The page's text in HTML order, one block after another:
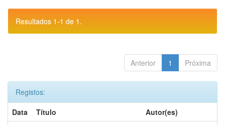
Resultados 1-1 de 1.
Anterior 1 Próxima
Registos:
Data
Título
Autor(es)